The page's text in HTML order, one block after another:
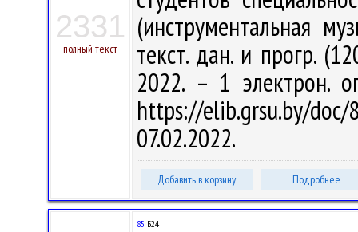
2331
полный текст
(инструментальная
текст. дан. и прогр.
2022. – 1 электрон.
https://elib.grsu.by/
07.02.2022.
Добавить в корзину Подробнее
85 Б24